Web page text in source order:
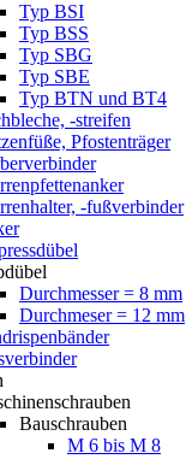
Typ BSI
Typ BSS
Typ SBG
Typ SBE
Typ BTN und BT4
-streifen
Pfostenträger
-fußverbinder
Durchmesser = 8 mm
Durchmeser = 12 mm
Bauschrauben
M 6 bis M 8